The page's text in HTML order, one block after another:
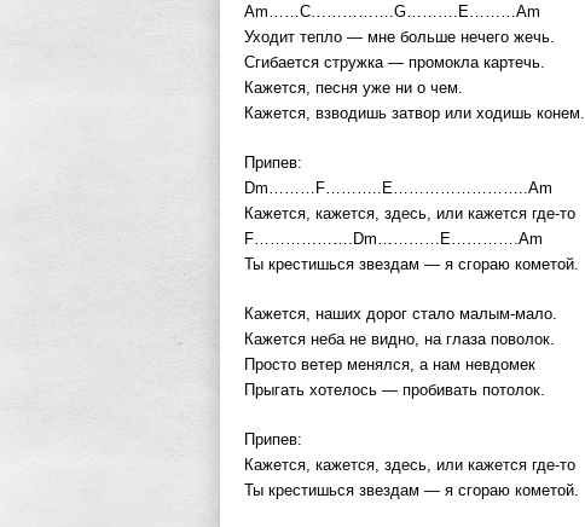
Am……C…………….G……….E………Am
Уходит тепло — мне больше нечего жечь.
Сгибается стружка — промокла картечь.
Кажется, песня уже ни о чем.
Кажется, взводишь затвор или ходишь конем.
Припев:
Dm………F………..E……………………..Am
Кажется, кажется, здесь, или кажется где-то
F……………….Dm…………E………….Am
Ты крестишься звездам — я сгораю кометой.
Кажется, наших дорог стало малым-мало.
Кажется неба не видно, на глаза поволок.
Просто ветер менялся, а нам невдомек
Прыгать хотелось — пробивать потолок.
Припев:
Кажется, кажется, здесь, или кажется где-то
Ты крестишься звездам — я сгораю кометой.